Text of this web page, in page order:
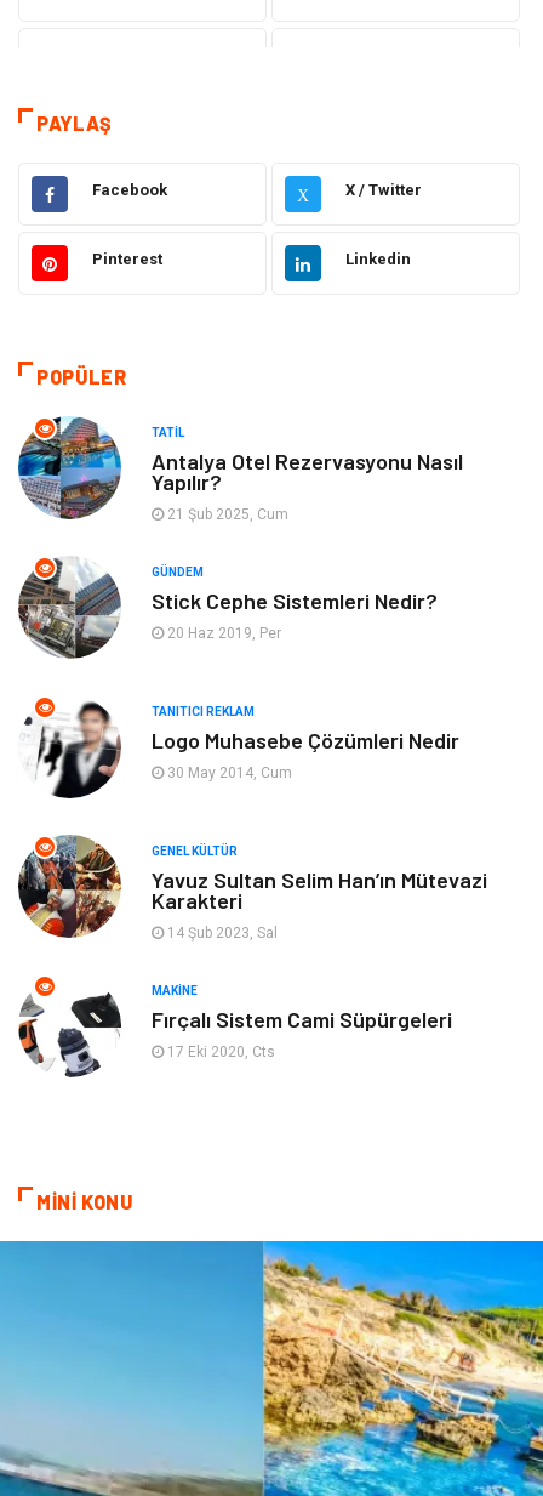
Sağlık
Eğitim Hukuk
Otomotiv Elektrik & Elektronik
Giyim
Makine
Tatil
Emlak
Gayrimenkul Moda
Bilgisayar & Yazılım Müzik
Mobilya
Ev İşleri
Aksesuar
Gençlik Eğlence
İnternet
Cam
Restaurant
PAYLAŞ
Facebook X X / Twitter
Pinterest Linkedin
POPÜLER
TATIL
Antalya Otel Rezervasyonu Nasıl
Yapılır?
21 Şub 2025, Cum
GÜNDEM
Stick Cephe Sistemleri Nedir?
20 Haz 2019, Per
TANITICI REKLAM
Logo Muhasebe Çözümleri Nedir
30 May 2014, Cum
GENEL KÜLTÜR
Yavuz Sultan Selim Han’ın Mütevazi
Karakteri
14 Şub 2023, Sal
MAKINE
Fırçalı Sistem Cami Süpürgeleri
17 Eki 2020, Cts
MİNİ KONU